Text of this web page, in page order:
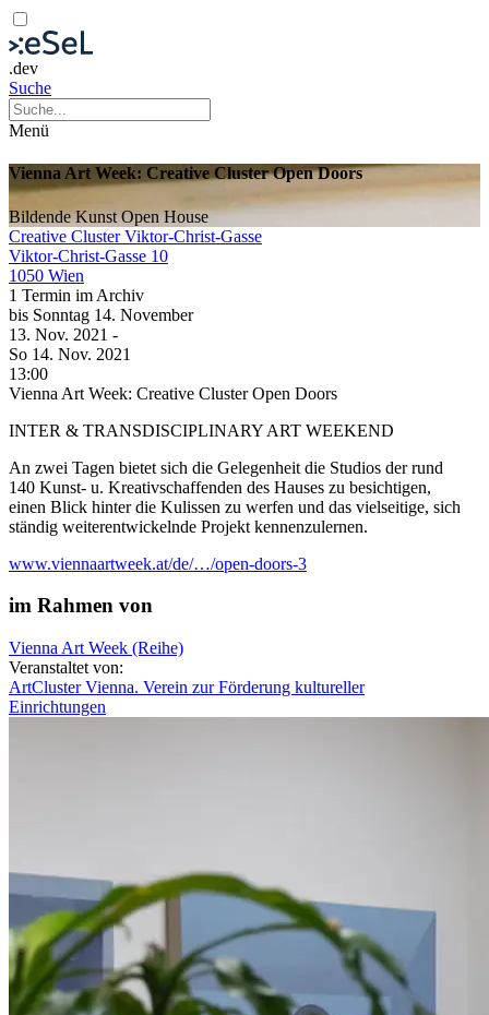
.dev
Suche
Menü
Vienna Art Week: Creative Cluster Open Doors
Bildende KunstOpen House
Creative Cluster Viktor-Christ-Gasse
Viktor-Christ-Gasse 10
1050 Wien
1 Termin im Archiv
bis Sonntag 14. November
13. Nov. 2021 -
So 14. Nov. 2021
13:00
Vienna Art Week: Creative Cluster Open Doors
INTER & TRANSDISCIPLINARY ART WEEKEND
An zwei Tagen bietet sich die Gelegenheit die Studios der rund
140 Kunst- u. Kreativschaffenden des Hauses zu besichtigen,
einen Blick hinter die Kulissen zu werfen und das vielseitige, sich
ständig weiterentwickelnde Projekt kennenzulernen.
www.viennaartweek.at/de/…/open-doors-3
im Rahmen von
Vienna Art Week (Reihe)
Veranstaltet von:
ArtCluster Vienna. Verein zur Förderung kultureller
Einrichtungen